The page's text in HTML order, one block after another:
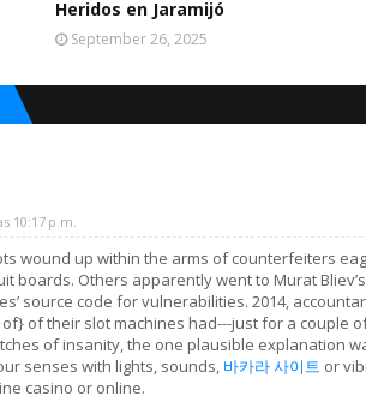
Heridos en Jaramijó
September 26, 2025
10:17 p.m.
wound up within the arms of counterfeiters
boards. Others apparently went to Murat
source code for vulnerabilities. 2014,
of their slot machines had---just for a couple
of insanity, the one plausible explanation
senses with lights, sounds, 바카라 사이트 or
casino or online.